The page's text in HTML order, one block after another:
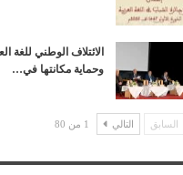
الائتلاف الوطني للغة
وحماية مكانتها في…
السابق التالي 1 من 80